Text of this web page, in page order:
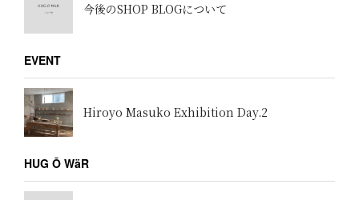
今後のSHOP BLOGについて
EVENT
Hiroyo Masuko Exhibition Day.2
HUG Ō WäR